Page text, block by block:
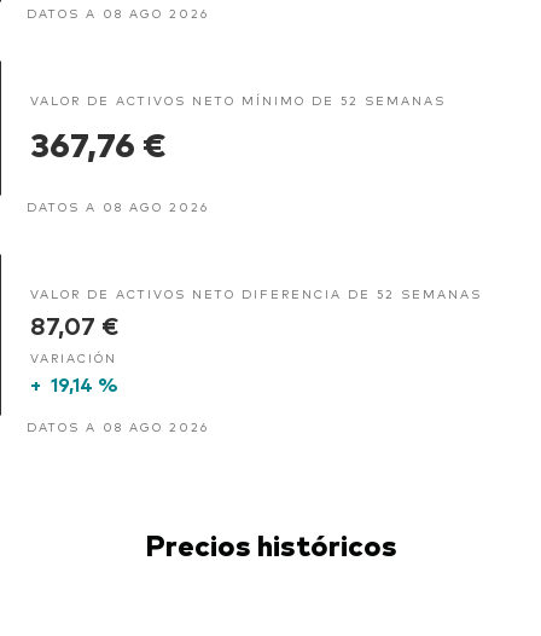
DATOS A 08 AGO 2026
VALOR DE ACTIVOS NETO MÍNIMO DE 52 SEMANAS
367,76 €
DATOS A 08 AGO 2026
VALOR DE ACTIVOS NETO DIFERENCIA DE 52 SEMANAS
87,07 €
VARIACIÓN
+ 19,14 %
DATOS A 08 AGO 2026
Precios históricos